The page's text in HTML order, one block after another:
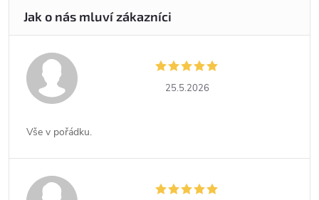
25.5.2026
Vše v pořádku.